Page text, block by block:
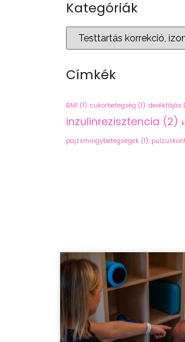
Kategóriák
Címkék
BMI (1) cukorbetegség (1) derékfájás
inzulinrezisztencia (2)
pajzsmirigybetegségek (1)